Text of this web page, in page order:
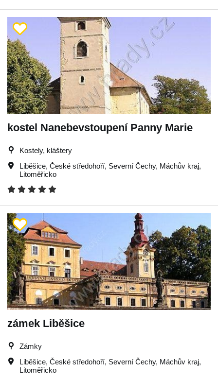
kostel Nanebevstoupení Panny Marie
Kostely, kláštery
Liběšice, České středohoří, Severní Čechy, Máchův kraj,
Litoměřicko
zámek Liběšice
Zámky
Liběšice, České středohoří, Severní Čechy, Máchův kraj,
Litoměřicko